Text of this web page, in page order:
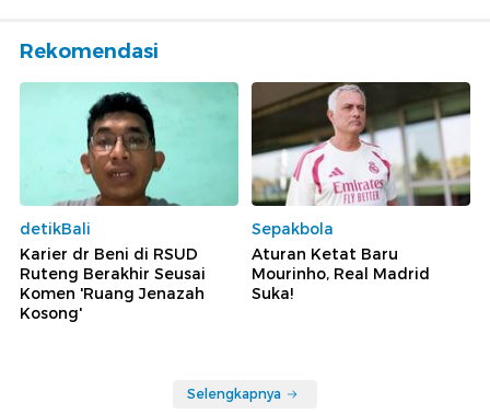
Rekomendasi
detikBali
Karier dr Beni di RSUD
Ruteng Berakhir Seusai
Komen 'Ruang Jenazah
Kosong'
Sepakbola
Aturan Ketat Baru
Mourinho, Real Madrid
Suka!
Selengkapnya